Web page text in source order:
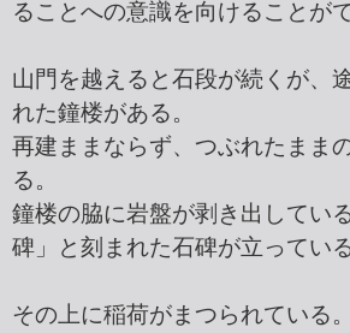
ることへの意識を向けることが
山門を越えると石段が続くが、
れた鐘楼がある。
再建ままならず、つぶれたまま
る。
鐘楼の脇に岩盤が剥き出してい
碑」と刻まれた石碑が立っている
その上に稲荷がまつられている。